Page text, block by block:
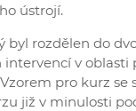
ústrojí.
byl rozdělen do
intervencí v oblasti
pro kurz
již v minulosti